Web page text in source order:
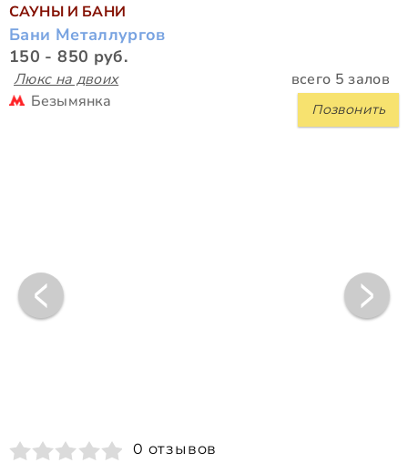
САУНЫ И БАНИ
Бани Металлургов
150 - 850 руб.
Люкс на двоих всего 5 залов
Позвонить
Безымянка
0 отзывов